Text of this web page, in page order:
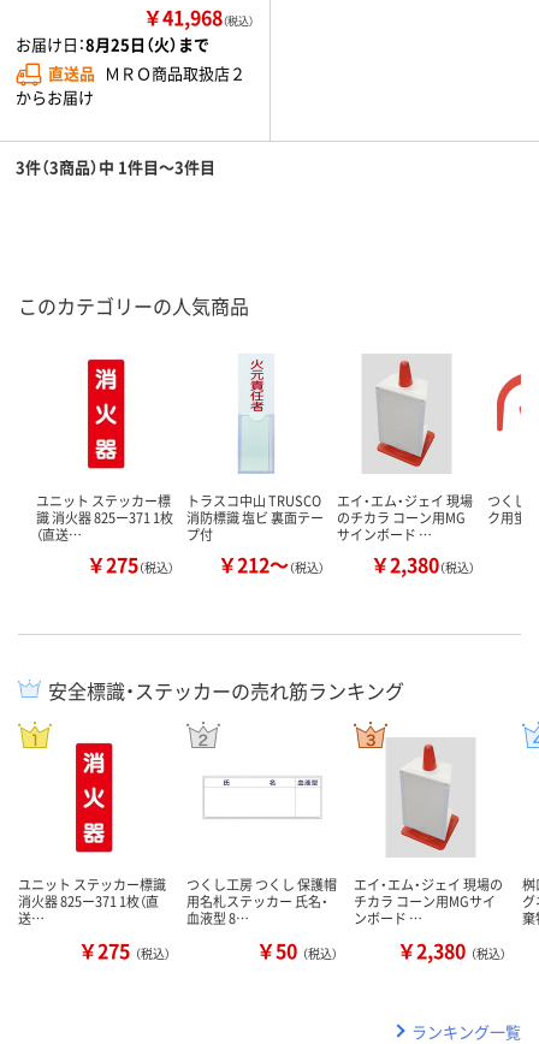
￥41,968（税込）
お届け日：8月25日（火）まで
直送品 ＭＲＯ商品取扱店２
からお届け
3件（3商品）中 1件目～3件目
このカテゴリーの人気商品
ユニット ステッカー標
識 消火器 825ー371 1枚
（直送…
￥275（税込）
トラスコ中山 TRUSCO
消防標識 塩ビ 裏面テー
プ付
￥212～（税込）
エイ・エム・ジェイ 現場
のチカラ コーン用MG
サインボード …
￥2,380（税込）
つくし
ク用蛍
安全標識・ステッカーの売れ筋ランキング
ユニット ステッカー標識
消火器 825ー371 1枚（直
送…
￥275 （税込）
つくし工房 つくし 保護帽
用名札ステッカー 氏名・
血液型 8…
￥50 （税込）
エイ・エム・ジェイ 現場の
チカラ コーン用MGサイ
ンボード …
￥2,380 （税込）
桝
ランキング一覧